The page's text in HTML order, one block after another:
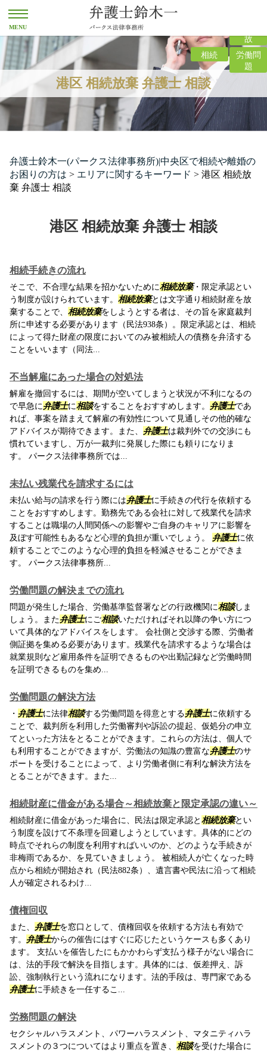
港区 相続放棄 弁護士 相談
故
相続
労働問
題
弁護士鈴木一(パークス法律事務所)|中央区で相続や離婚の
お困りの方は > エリアに関するキーワード > 港区 相続放
棄 弁護士 相談
港区 相続放棄 弁護士 相談
相続手続きの流れ
そこで、不合理な結果を招かないために相続放棄・限定承認とい
う制度が設けられています。 相続放棄とは文字通り相続財産を放
棄することで、 相続放棄をしようとする者は、その旨を家庭裁判
所に申述する必要があります（民法938条）。限定承認とは、相続
によって得た財産の限度においてのみ被相続人の債務を弁済する
ことをいいます（同法...
不当解雇にあった場合の対処法
解雇を撤回するには、期間が空いてしまうと状況が不利になるの
で早急に弁護士に相談をすることをおすすめします。 弁護士であ
れば、事案を踏まえて解雇の有効性について見通しその他的確な
アドバイスが期待できます。また、 弁護士は裁判外での交渉にも
慣れていますし、万が一裁判に発展した際にも頼りになりま
す。 パークス法律事務所では...
未払い残業代を請求するには
未払い給与の請求を行う際には弁護士に手続きの代行を依頼する
ことをおすすめします。勤務先である会社に対して残業代を請求
することは職場の人間関係への影響やご自身のキャリアに影響を
及ぼす可能性もあるなど心理的負担が重いでしょう。 弁護士に依
頼することでこのような心理的負担を軽減させることができま
す。 パークス法律事務所...
労働問題の解決までの流れ
問題が発生した場合、労働基準監督署などの行政機関に相談しま
しょう。また弁護士にご相談いただければそれ以降の争い方につ
いて具体的なアドバイスをします。 会社側と交渉する際、労働者
側証拠を集める必要があります。残業代を請求するような場合は
就業規則など雇用条件を証明できるものや出勤記録など労働時間
を証明できるものを集め...
労働問題の解決方法
・ 弁護士に法律相談する労働問題を得意とする弁護士に依頼する
ことで、裁判所を利用した労働審判や訴訟の提起、仮処分の申立
てといった方法をとることができます。これらの方法は、個人で
も利用することができますが、労働法の知識の豊富な弁護士のサ
ポートを受けることによって、より労働者側に有利な解決方法を
とることができます。また...
相続財産に借金がある場合～相続放棄と限定承認の違い～
相続財産に借金があった場合に、民法は限定承認と相続放棄とい
う制度を設けて不条理を回避しようとしています。具体的にどの
時点でそれらの制度を利用すればいいのか、どのような手続きが
非梅雨であるか、を見ていきましょう。 被相続人が亡くなった時
点から相続が開始され（民法882条）、遺言書や民法に沿って相続
人が確定されるわけ...
債権回収
また、 弁護士を窓口として、債権回収を依頼する方法も有効で
す。 弁護士からの催告にはすぐに応じたというケースも多くあり
ます。 支払いを催告したにもかかわらず支払う様子がない場合に
は、法的手段で解決を目指します。具体的には、仮差押え、訴
訟、強制執行という流れになります。法的手段は、専門家である
弁護士に手続きを一任するこ...
労務問題の解決
セクシャルハラスメント、パワーハラスメント、マタニティハラ
スメントの３つについてはより重点を置き、 相談を受けた場合に